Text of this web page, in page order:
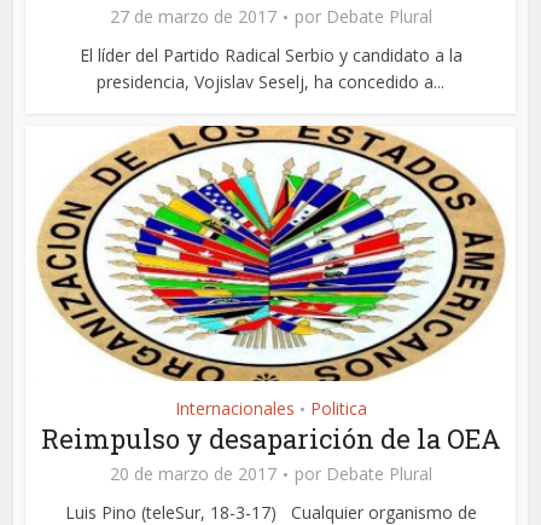
27 de marzo de 2017 por Debate Plural
El líder del Partido Radical Serbio y candidato a la
presidencia, Vojislav Seselj, ha concedido a...
Internacionales • Politica
Reimpulso y desaparición de la OEA
20 de marzo de 2017 por Debate Plural
Luis Pino (teleSur, 18-3-17) Cualquier organismo de